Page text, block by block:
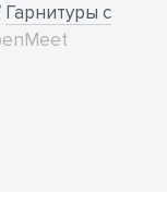
Гарнитуры с